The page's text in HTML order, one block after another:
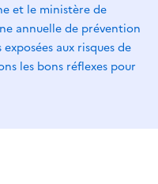
et le ministère de
annuelle de prévention
aux risques de
les bons réflexes pour